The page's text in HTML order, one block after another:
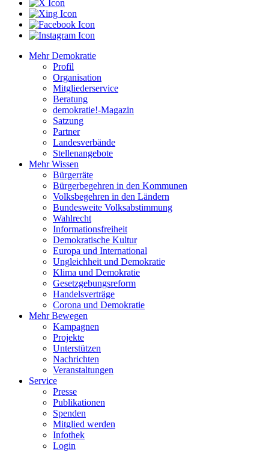
Mehr Demokratie
Profil
Organisation
Mitgliederservice
Beratung
demokratie!-Magazin
Satzung
Partner
Landesverbände
Stellenangebote
Mehr Wissen
Bürgerräte
Bürgerbegehren in den Kommunen
Volksbegehren in den Ländern
Bundesweite Volksabstimmung
Wahlrecht
Informationsfreiheit
Demokratische Kultur
Europa und International
Ungleichheit und Demokratie
Klima und Demokratie
Gesetzgebungsreform
Handelsverträge
Corona und Demokratie
Mehr Bewegen
Kampagnen
Projekte
Unterstützen
Nachrichten
Veranstaltungen
Service
Presse
Publikationen
Spenden
Mitglied werden
Infothek
Login